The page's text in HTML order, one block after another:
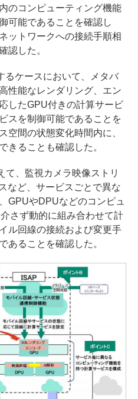
のコンピューティング機能
可能であることを確認し
ットワークへの接続手順相
認した。
ケースにおいて、メタバ
性能なレンダリング、エン
したGPU付きの計算サービ
スを制御可能であることを
空間の状態変化時間内に、
きることも確認した。
、監視カメラ映像ストリ
など、サービスごとで異な
GPUやDPUなどのコンピュ
さず動的に組み合わせて計
ル回線の接続および変更手
あることを確認した。